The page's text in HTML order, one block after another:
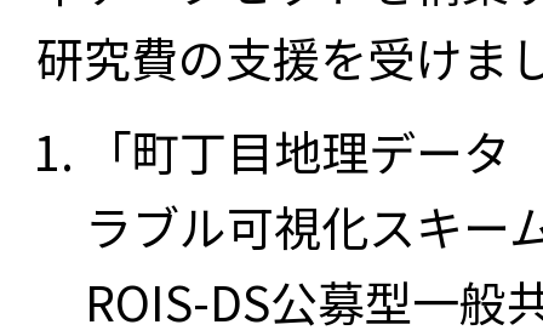
研究費の支援を受けま
「町丁目地理デー
ラブル可視化スキー
ROIS-DS公募型一般